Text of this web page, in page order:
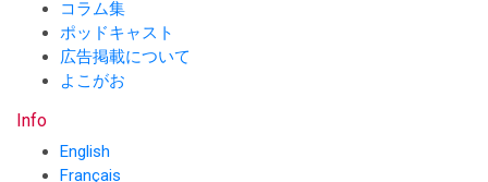
コラム集
ポッドキャスト
広告掲載について
よこがお
Info
English
Français